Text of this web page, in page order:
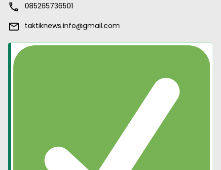
085265736501
taktiknews.info@gmail.com